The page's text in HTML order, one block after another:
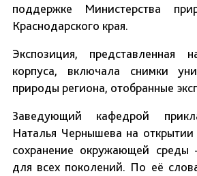
поддержке Министерства
Краснодарского края.
Экспозиция, представленная
корпуса, включала снимки
природы региона, отобранные
Заведующий кафедрой
Наталья Чернышева на открытии
сохранение окружающей
для всех поколений. По её